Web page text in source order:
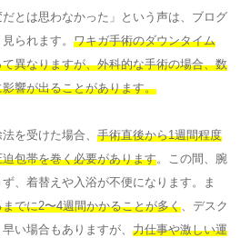
だとは思わなかった」という声は、ブログ
られます。 ワキガ手術のダウンタイム
異なりますが、外科的な手術の場合、数
響が出ることがあります。
を受けた場合、 手術直後から1週間程度
包帯を巻く必要があります。この間、腕
、着替えや入浴が不便になります。ま
でに2〜4週間かかることが多く、デスク
い場合もありますが、 力仕事や激しい運